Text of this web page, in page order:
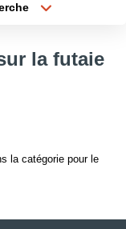
la futaie
la catégorie pour le